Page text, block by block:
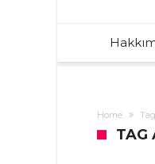
Home
TAG